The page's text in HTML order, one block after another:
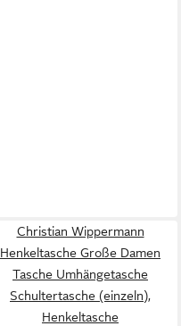
Christian Wippermann
Henkeltasche Große Damen
Tasche Umhängetasche
Schultertasche (einzeln),
Henkeltasche